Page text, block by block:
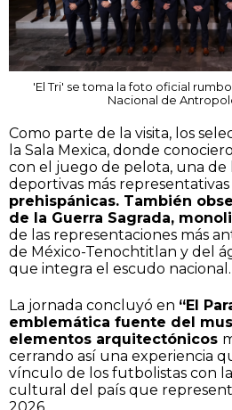
'El Tri' se toma la foto oficial
Nacional de
Como parte de la visita, los
la Sala Mexica, donde
con el juego de pelota, una de
deportivas más representativas
prehispánicas. También
de la Guerra Sagrada,
de las representaciones más
de México-Tenochtitlan y del
que integra el escudo nacional.
La jornada concluyó en “El
emblemática fuente del
elementos arquitectónicos
cerrando así una experiencia
vínculo de los futbolistas con
cultural del país que